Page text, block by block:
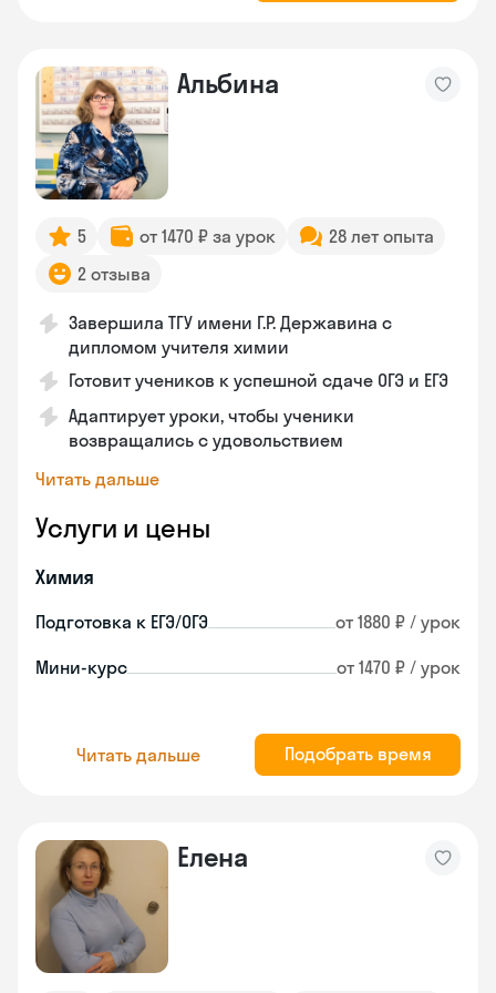
Альбина
5 от 1470 ₽ за урок
28 лет опыта
2 отзыва
Завершила ТГУ имени Г.Р. Державина с
дипломом учителя химии
Готовит учеников к успешной сдаче ОГЭ и ЕГЭ
Адаптирует уроки, чтобы ученики
возвращались с удовольствием
Читать дальше
Услуги и цены
Химия
Подготовка к ЕГЭ/ОГЭ от 1880 ₽ / урок
Мини-курс от 1470 ₽ / урок
Читать дальше Подобрать время
Елена